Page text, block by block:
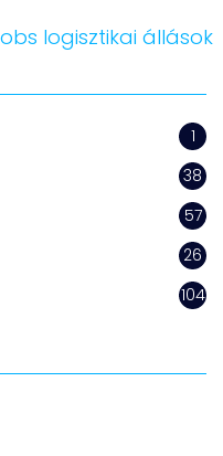
1
38
57
26
104